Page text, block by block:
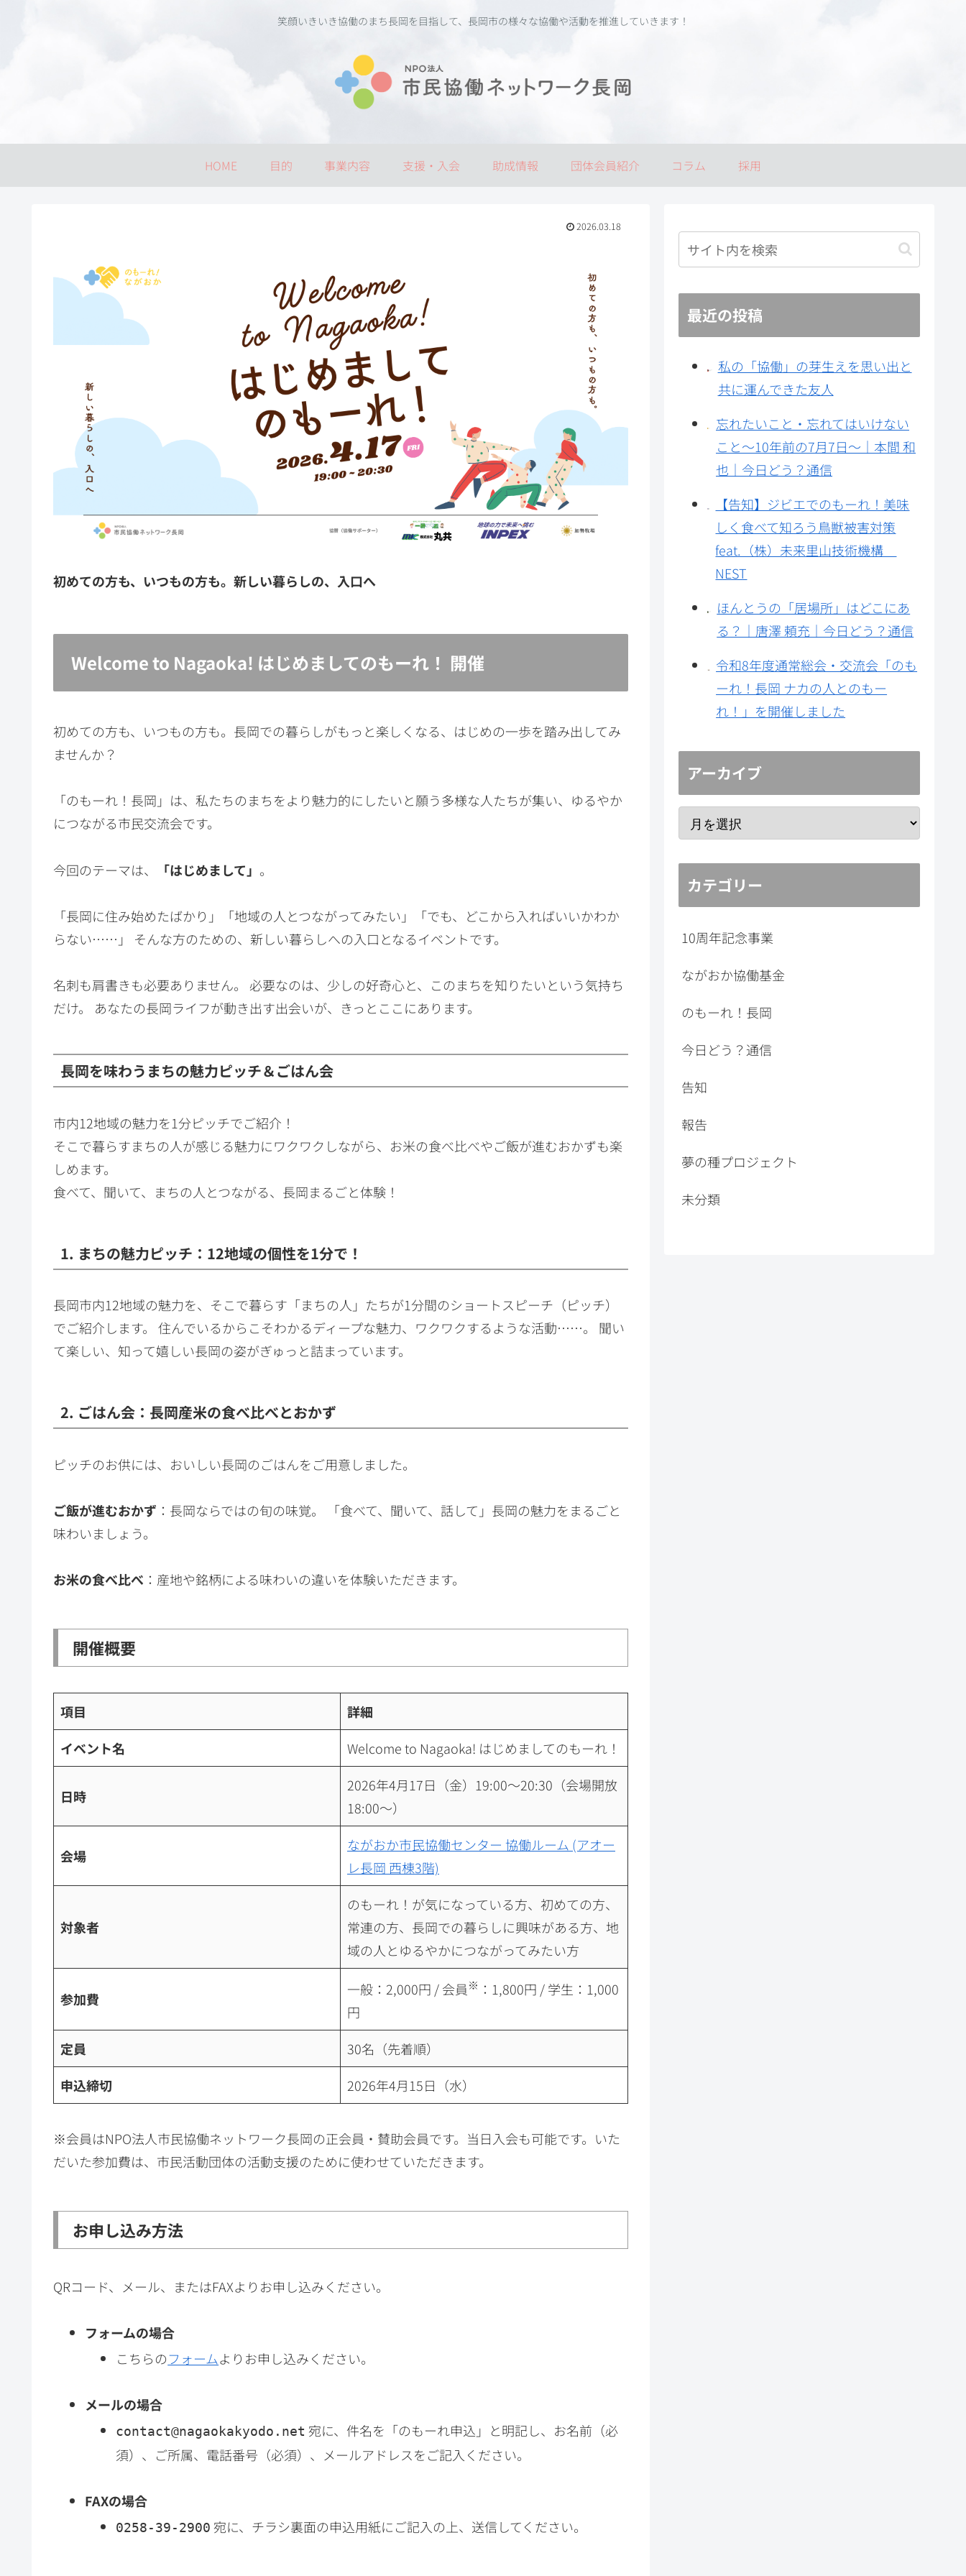
笑顔いきいき協働のまち長岡を目指して、長岡市の様々な協働や活動を推進していきます！
HOME 目的 事業内容 支援・入会 助成情報 団体会員紹介 コラム 採用
2026.03.18
初めての方も、いつもの方も。新しい暮らしの、入口へ
Welcome to Nagaoka! はじめましてのもーれ！ 開催
初めての方も、いつもの方も。長岡での暮らしがもっと楽しくなる、はじめの一歩を踏み出してみ
ませんか？
「のもーれ！長岡」は、私たちのまちをより魅力的にしたいと願う多様な人たちが集い、ゆるやか
につながる市民交流会です。
今回のテーマは、 「はじめまして」 。
「長岡に住み始めたばかり」「地域の人とつながってみたい」「でも、どこから入ればいいかわか
らない……」 そんな方のための、新しい暮らしへの入口となるイベントです。
名刺も肩書きも必要ありません。 必要なのは、少しの好奇心と、このまちを知りたいという気持ち
だけ。 あなたの長岡ライフが動き出す出会いが、きっとここにあります。
長岡を味わうまちの魅力ピッチ＆ごはん会
市内12地域の魅力を1分ピッチでご紹介！
そこで暮らすまちの人が感じる魅力にワクワクしながら、お米の食べ比べやご飯が進むおかずも楽
しめます。
食べて、聞いて、まちの人とつながる、長岡まるごと体験！
1. まちの魅力ピッチ：12地域の個性を1分で！
長岡市内12地域の魅力を、そこで暮らす「まちの人」たちが1分間のショートスピーチ（ピッチ）
でご紹介します。 住んでいるからこそわかるディープな魅力、ワクワクするような活動……。 聞い
て楽しい、知って嬉しい長岡の姿がぎゅっと詰まっています。
2. ごはん会：長岡産米の食べ比べとおかず
ピッチのお供には、おいしい長岡のごはんをご用意しました。
ご飯が進むおかず ：長岡ならではの旬の味覚。 「食べて、聞いて、話して」長岡の魅力をまるごと
味わいましょう。
お米の食べ比べ ：産地や銘柄による味わいの違いを体験いただきます。
開催概要
項目
詳細
イベント名
Welcome to Nagaoka! はじめましてのもーれ！
日時
2026年4月17日（金）19:00～20:30（会場開放
18:00～）
会場
ながおか市民協働センター 協働ルーム (アオー
レ長岡 西棟3階)
対象者
のもーれ！が気になっている方、初めての方、
常連の方、長岡での暮らしに興味がある方、地
域の人とゆるやかにつながってみたい方
参加費
一般：2,000円 / 会員※ ：1,800円 / 学生：1,000
円
定員
30名（先着順）
申込締切
2026年4月15日（水）
※会員はNPO法人市民協働ネットワーク長岡の正会員・賛助会員です。当日入会も可能です。いた
だいた参加費は、市民活動団体の活動支援のために使わせていただきます。
お申し込み方法
QRコード、メール、またはFAXよりお申し込みください。
フォームの場合
こちらのフォームよりお申し込みください。
メールの場合
contact@nagaokakyodo.net 宛に、件名を「のもーれ申込」と明記し、お名前（必
須）、ご所属、電話番号（必須）、メールアドレスをご記入ください。
FAXの場合
0258-39-2900 宛に、チラシ裏面の申込用紙にご記入の上、送信してください。
最近の投稿
私の「協働」の芽生えを思い出と
共に運んできた友人
忘れたいこと・忘れてはいけない
こと～10年前の7月7日～｜本間 和
也｜今日どう？通信
【告知】ジビエでのもーれ！美味
しく食べて知ろう鳥獣被害対策
feat.（株）未来里山技術機構
NEST
ほんとうの「居場所」はどこにあ
る？｜唐澤 頼充｜今日どう？通信
令和8年度通常総会・交流会「のも
ーれ！長岡 ナカの人とのもー
れ！」を開催しました
アーカイブ
カテゴリー
10周年記念事業
ながおか協働基金
のもーれ！長岡
今日どう？通信
告知
報告
夢の種プロジェクト
未分類